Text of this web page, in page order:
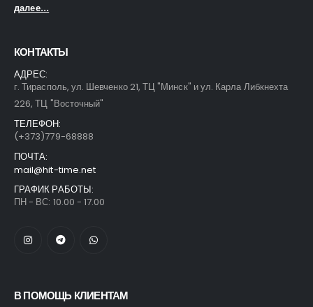
далее...
КОНТАКТЫ
АДРЕС:
г. Тирасполь, ул. Шевченко 21, ТЦ "Минск" и ул. Карла Либкнехта
226, ТЦ "Восточный"
ТЕЛЕФОН:
(+373)779-68888
ПОЧТА:
mail@hit-time.net
ГРАФИК РАБОТЫ:
ПН - ВС: 10.00 - 17.00
В ПОМОЩЬ КЛИЕНТАМ